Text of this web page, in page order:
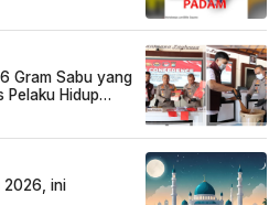
Gram Sabu yang
Pelaku Hidup
2026, ini